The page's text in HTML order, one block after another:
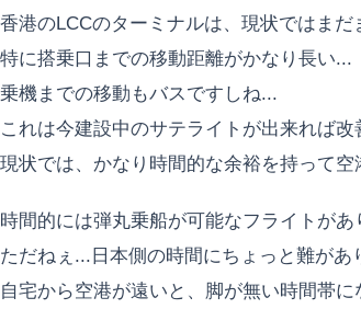
香港のLCCのターミナルは、現状ではまだ
特に搭乗口までの移動距離がかなり長い...
乗機までの移動もバスですしね...
これは今建設中のサテライトが出来れば
現状では、かなり時間的な余裕を持って空
時間的には弾丸乗船が可能なフライトがあ
ただねぇ...日本側の時間にちょっと難があ
自宅から空港が遠いと、脚が無い時間帯